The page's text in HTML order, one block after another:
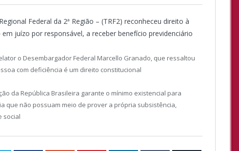
Federal da 2ª Região – (TRF2) reconheceu direito à
juízo por responsável, a receber benefício previdenciário
o Desembargador Federal Marcello Granado, que ressaltou
com deficiência é um direito constitucional
da República Brasileira garante o mínimo existencial para
que não possuam meio de prover a própria subsistência,
social